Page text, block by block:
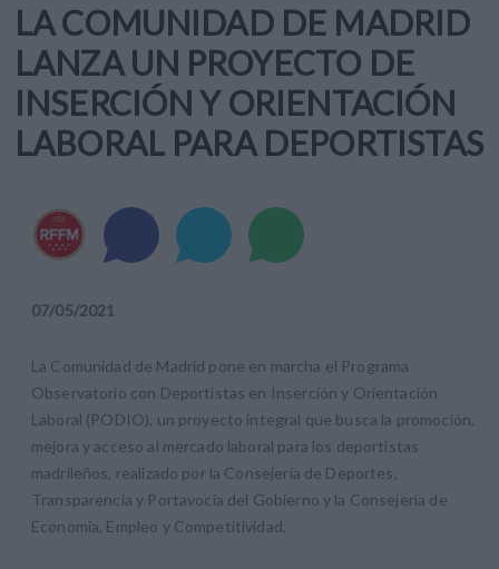
LA COMUNIDAD DE MADRID
LANZA UN PROYECTO DE
INSERCIÓN Y ORIENTACIÓN
LABORAL PARA DEPORTISTAS
07/05/2021
La Comunidad de Madrid pone en marcha el Programa
Observatorio con Deportistas en Inserción y Orientación
Laboral (PODIO), un proyecto integral que busca la promoción,
mejora y acceso al mercado laboral para los deportistas
madrileños, realizado por la Consejería de Deportes,
Transparencia y Portavocía del Gobierno y la Consejería de
Economía, Empleo y Competitividad.